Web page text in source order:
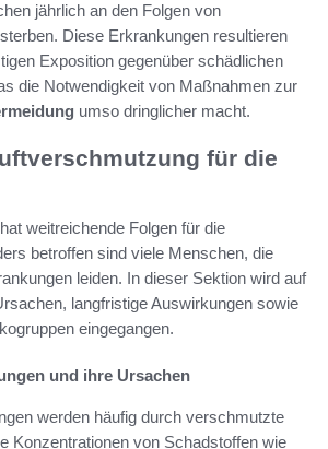
jährlich an den Folgen von
Diese Erkrankungen resultieren
Exposition gegenüber schädlichen
die Notwendigkeit von Maßnahmen zur
umso dringlicher macht.
für die
weitreichende Folgen für die
betroffen sind viele Menschen, die
leiden. In dieser Sektion wird auf
langfristige Auswirkungen sowie
eingegangen.
und ihre Ursachen
werden häufig durch verschmutzte
Konzentrationen von Schadstoffen wie